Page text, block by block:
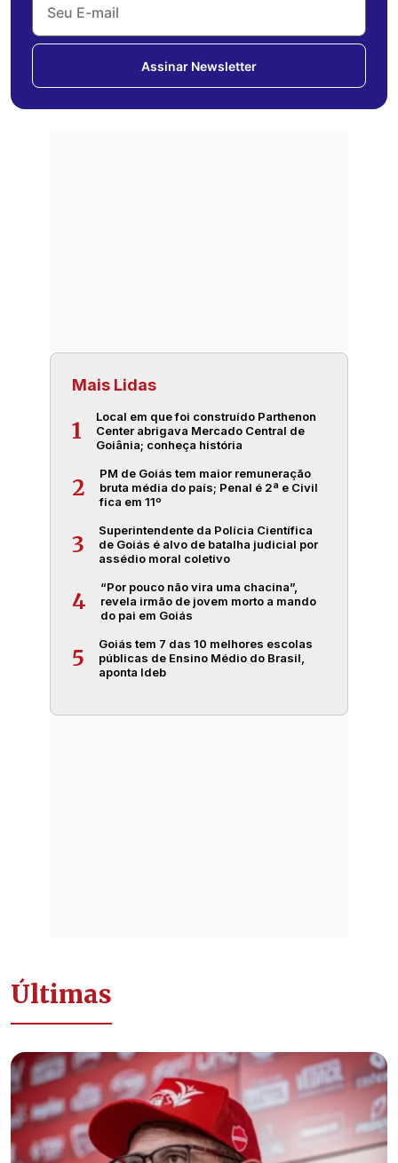
Assinar Newsletter
Mais Lidas
1
Local em que foi construído Parthenon
Center abrigava Mercado Central de
Goiânia; conheça história
2
PM de Goiás tem maior remuneração
bruta média do país; Penal é 2ª e Civil
fica em 11º
3
Superintendente da Polícia Científica
de Goiás é alvo de batalha judicial por
assédio moral coletivo
4
“Por pouco não vira uma chacina”,
revela irmão de jovem morto a mando
do pai em Goiás
5
Goiás tem 7 das 10 melhores escolas
públicas de Ensino Médio do Brasil,
aponta Ideb
Últimas